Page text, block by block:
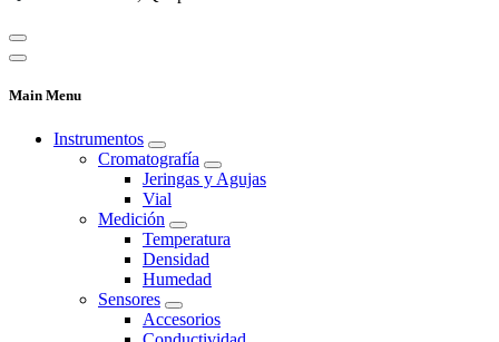
Main Menu
Instrumentos
Cromatografía
Jeringas y Agujas
Vial
Medición
Temperatura
Densidad
Humedad
Sensores
Accesorios